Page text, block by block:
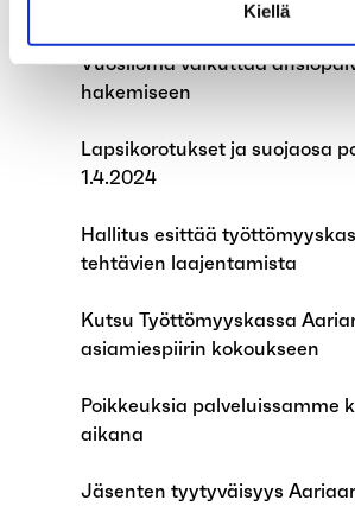
Kiellä
Vuosiloma vaikuttaa
hakemiseen
Lapsikorotukset ja suojaosa
1.4.2024
Hallitus esittää
tehtävien laajentamista
Kutsu Työttömyyskassa
asiamiespiirin kokoukseen
Poikkeuksia palveluissamme
aikana
Jäsenten tyytyväisyys